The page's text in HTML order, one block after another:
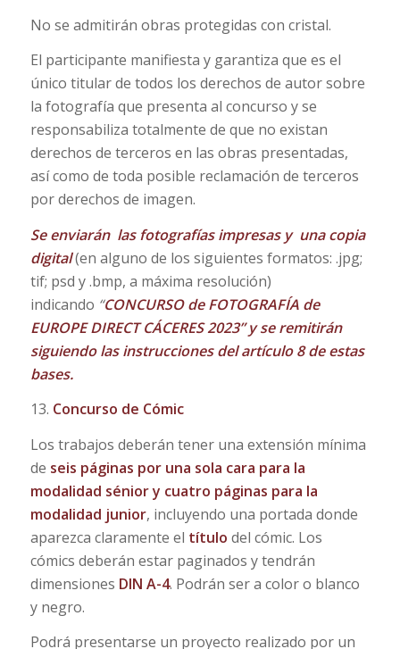
No se admitirán obras protegidas con cristal.
El participante manifiesta y garantiza que es el
único titular de todos los derechos de autor sobre
la fotografía que presenta al concurso y se
responsabiliza totalmente de que no existan
derechos de terceros en las obras presentadas,
así como de toda posible reclamación de terceros
por derechos de imagen.
Se enviarán las fotografías impresas y una copia
digital(en alguno de los siguientes formatos: .jpg;
tif; psd y .bmp, a máxima resolución)
indicando “CONCURSO de FOTOGRAFÍA de
EUROPE DIRECT CÁCERES 2023” y se remitirán
siguiendo las instrucciones del artículo 8 de estas
bases.
13. Concurso de Cómic
Los trabajos deberán tener una extensión mínima
de seis páginas por una sola cara para la
modalidad sénior y cuatro páginas para la
modalidad junior, incluyendo una portada donde
aparezca claramente el título del cómic. Los
cómics deberán estar paginados y tendrán
dimensiones DIN A-4. Podrán ser a color o blanco
y negro.
Podrá presentarse un proyecto realizado por un